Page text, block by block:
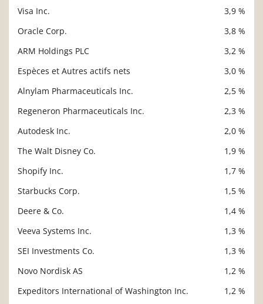
Visa Inc.
3,9 %
Oracle Corp.
3,8 %
ARM Holdings PLC
3,2 %
Espèces et Autres actifs nets
3,0 %
Alnylam Pharmaceuticals Inc.
2,5 %
Regeneron Pharmaceuticals Inc.
2,3 %
Autodesk Inc.
2,0 %
The Walt Disney Co.
1,9 %
Shopify Inc.
1,7 %
Starbucks Corp.
1,5 %
Deere & Co.
1,4 %
Veeva Systems Inc.
1,3 %
SEI Investments Co.
1,3 %
Novo Nordisk AS
1,2 %
Expeditors International of Washington Inc.
1,2 %